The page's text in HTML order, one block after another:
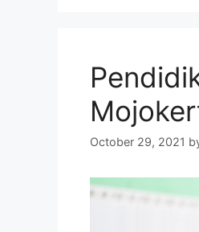
October 29, 2021